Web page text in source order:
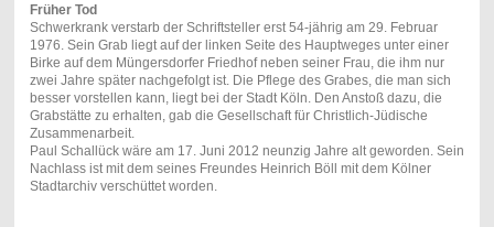
Früher Tod
Schwerkrank verstarb der Schriftsteller erst 54-jährig am 29. Februar
1976. Sein Grab liegt auf der linken Seite des Hauptweges unter einer
Birke auf dem Müngersdorfer Friedhof neben seiner Frau, die ihm nur
zwei Jahre später nachgefolgt ist. Die Pflege des Grabes, die man sich
besser vorstellen kann, liegt bei der Stadt Köln. Den Anstoß dazu, die
Grabstätte zu erhalten, gab die Gesellschaft für Christlich-Jüdische
Zusammenarbeit.
Paul Schallück wäre am 17. Juni 2012 neunzig Jahre alt geworden. Sein
Nachlass ist mit dem seines Freundes Heinrich Böll mit dem Kölner
Stadtarchiv verschüttet worden.